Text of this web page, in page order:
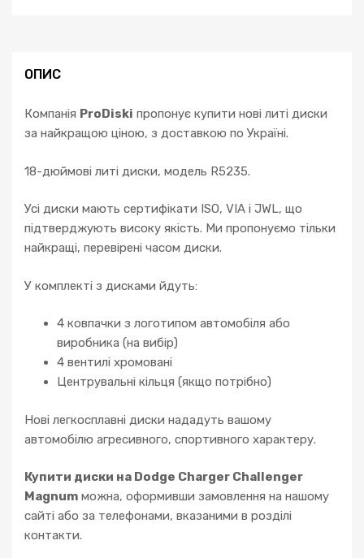
ОПИС
Компанія ProDiski пропонує купити нові литі диски
за найкращою ціною, з доставкою по Україні.
18-дюймові литі диски, модель R5235.
Усі диски мають сертифікати ISO, VIA і JWL, що
підтверджують високу якість. Ми пропонуємо тільки
найкращі, перевірені часом диски.
У комплекті з дисками йдуть:
4 ковпачки з логотипом автомобіля або
виробника (на вибір)
4 вентилі хромовані
Центрувальні кільця (якщо потрібно)
Нові легкосплавні диски нададуть вашому
автомобілю агресивного, спортивного характеру.
Купити диски на Dodge Charger Challenger
Magnum можна, оформивши замовлення на нашому
сайті або за телефонами, вказаними в розділі
контакти.